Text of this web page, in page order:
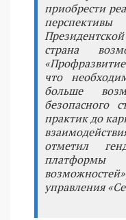
приобрести
страна
что
больше
безопасного
практик до
отметил
управления